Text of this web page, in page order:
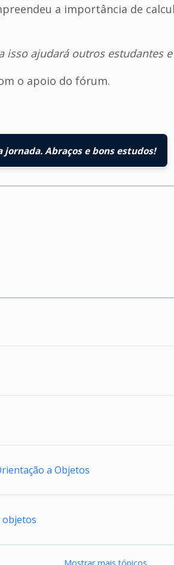
a importância de
isso ajudará outros estudantes
o apoio do fórum.
Abraços e bons estudos!
a Objetos
objetos